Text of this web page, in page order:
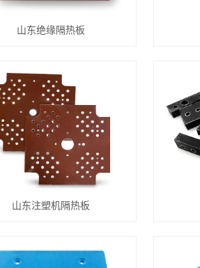
山东绝缘隔热板
山东注塑机隔热板